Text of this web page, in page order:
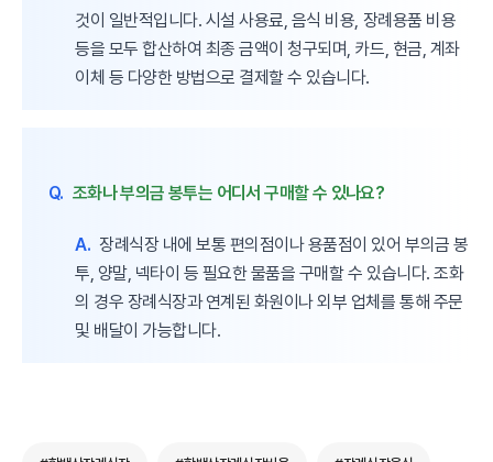
것이 일반적입니다. 시설 사용료, 음식 비용, 장례용품 비용
등을 모두 합산하여 최종 금액이 청구되며, 카드, 현금, 계좌
이체 등 다양한 방법으로 결제할 수 있습니다.
Q. 조화나 부의금 봉투는 어디서 구매할 수 있나요?
A. 장례식장 내에 보통 편의점이나 용품점이 있어 부의금 봉
투, 양말, 넥타이 등 필요한 물품을 구매할 수 있습니다. 조화
의 경우 장례식장과 연계된 화원이나 외부 업체를 통해 주문
및 배달이 가능합니다.